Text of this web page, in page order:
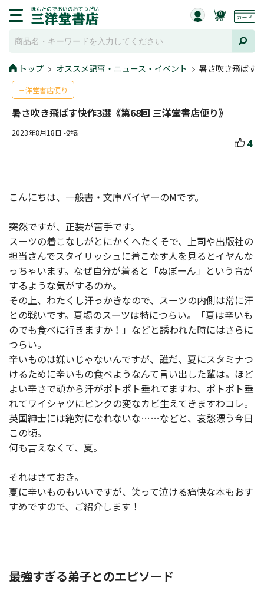
0
トップ オススメ記事・ニュース・イベント 暑さ吹き飛ばす
三洋堂書店便り
暑さ吹き飛ばす快作3選《第68回 三洋堂書店便り》
2023年8月18日 投稿
4
こんにちは、一般書・文庫バイヤーのMです。
突然ですが、正装が苦手です。
スーツの着こなしがとにかくへたくそで、上司や出版社の
担当さんでスタイリッシュに着こなす人を見るとイヤんな
っちゃいます。なぜ自分が着ると「ぬぼーん」という音が
するような気がするのか。
その上、わたくし汗っかきなので、スーツの内側は常に汗
との戦いです。夏場のスーツは特につらい。「夏は辛いも
のでも食べに行きますか！」などと誘われた時にはさらに
つらい。
辛いものは嫌いじゃないんですが、誰だ、夏にスタミナつ
けるために辛いもの食べようなんて言い出した輩は。ほど
よい辛さで頭から汗がポトポト垂れてますわ、ポトポト垂
れてワイシャツにピンクの変なカビ生えてきますわコレ。
英国紳士には絶対になれないな……などと、哀愁漂う今日
この頃。
何も言えなくて、夏。
それはさておき。
夏に辛いものもいいですが、笑って泣ける痛快な本もおす
すめですので、ご紹介します！
最強すぎる弟子とのエピソード